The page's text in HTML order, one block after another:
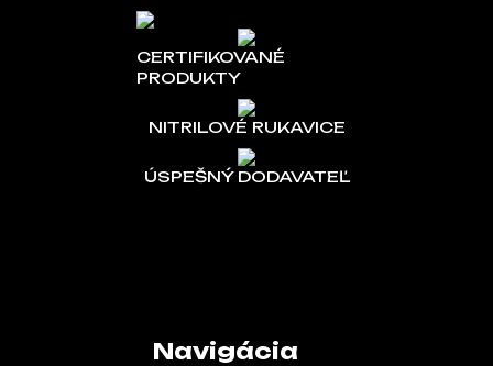
CERTIFIKOVANÉ
PRODUKTY
NITRILOVÉ RUKAVICE
ÚSPEŠNÝ DODAVATEĽ
Navigácia